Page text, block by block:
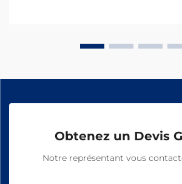
Obtenez un Devis
Notre représentant vous